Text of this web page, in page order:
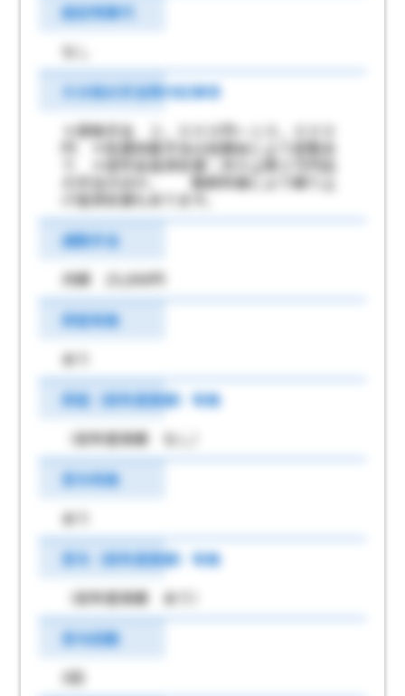
固定残業代
なし
その他の手当等付記事項
＊資格手当 ２，０００円～１０，０００
円 ＊処遇改善手当は加算金により変動あ
の手当のほか、 勤続年数により繰り上
げ返済支援もあります。
通勤手当
月額 25,000円
昇給有無
あり
昇給（前年度実績）有無
（前年度実績 なし）
賞与有無
あり
賞与（前年度実績）有無
（前年度実績 あり）
賞与回数
3回